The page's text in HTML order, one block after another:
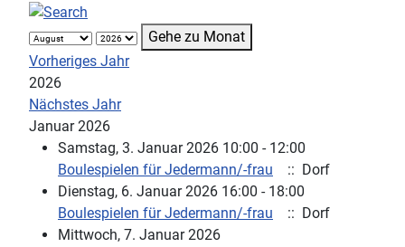
Gehe zu Monat
Vorheriges Jahr
2026
Nächstes Jahr
Januar 2026
Samstag, 3. Januar 2026 10:00 - 12:00
Boulespielen für Jedermann/-frau
:: Dorf
Dienstag, 6. Januar 2026 16:00 - 18:00
Boulespielen für Jedermann/-frau
:: Dorf
Mittwoch, 7. Januar 2026